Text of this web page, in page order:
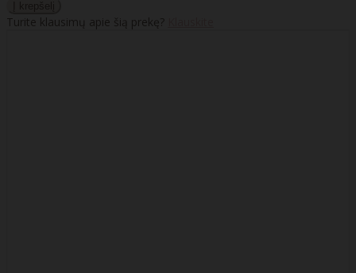
Turite klausimų apie šią prekę?